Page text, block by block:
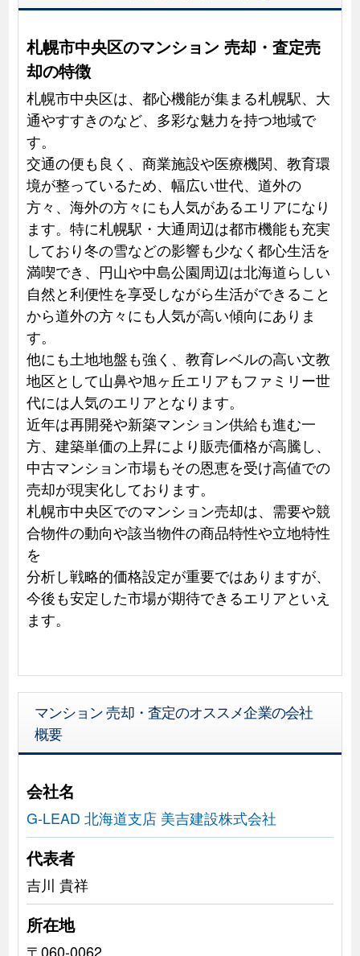
札幌市中央区のマンション 売却・査定売
却の特徴
札幌市中央区は、都心機能が集まる札幌駅、大
通やすすきのなど、多彩な魅力を持つ地域で
す。
交通の便も良く、商業施設や医療機関、教育環
境が整っているため、幅広い世代、道外の
方々、海外の方々にも人気があるエリアになり
ます。特に札幌駅・大通周辺は都市機能も充実
しており冬の雪などの影響も少なく都心生活を
満喫でき、円山や中島公園周辺は北海道らしい
自然と利便性を享受しながら生活ができること
から道外の方々にも人気が高い傾向にありま
す。
他にも土地地盤も強く、教育レベルの高い文教
地区として山鼻や旭ヶ丘エリアもファミリー世
代には人気のエリアとなります。
近年は再開発や新築マンション供給も進む一
方、建築単価の上昇により販売価格が高騰し、
中古マンション市場もその恩恵を受け高値での
売却が現実化しております。
札幌市中央区でのマンション売却は、需要や競
合物件の動向や該当物件の商品特性や立地特性
を
分析し戦略的価格設定が重要ではありますが、
今後も安定した市場が期待できるエリアといえ
ます。
マンション 売却・査定のオススメ企業の会社
概要
会社名
G-LEAD 北海道支店 美吉建設株式会社
代表者
吉川 貴祥
所在地
〒060-0062